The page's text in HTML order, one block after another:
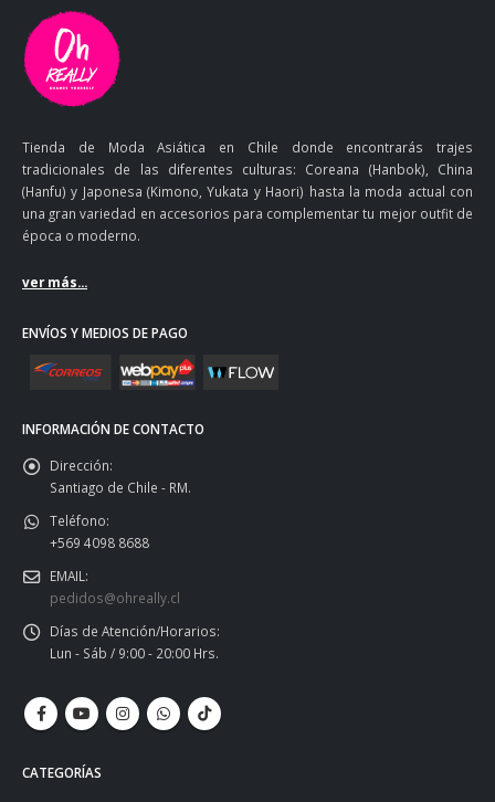
Tienda de Moda Asiática en Chile donde encontrarás trajes
tradicionales de las diferentes culturas: Coreana (Hanbok), China
(Hanfu) y Japonesa (Kimono, Yukata y Haori) hasta la moda actual con
una gran variedad en accesorios para complementar tu mejor outfit de
época o moderno.
ver más...
ENVÍOS Y MEDIOS DE PAGO
INFORMACIÓN DE CONTACTO
Dirección:
Santiago de Chile - RM.
Teléfono:
+569 4098 8688
EMAIL:
pedidos@ohreally.cl
Días de Atención/Horarios:
Lun - Sáb / 9:00 - 20:00 Hrs.
CATEGORÍAS